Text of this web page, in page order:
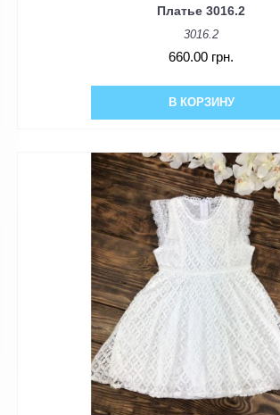
Платье 3016.2
3016.2
660.00 грн.
В КОРЗИНУ